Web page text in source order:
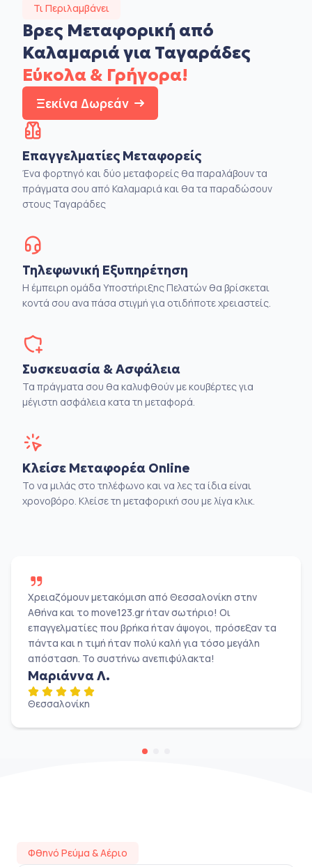
Τι Περιλαμβάνει
Βρες Μεταφορική από
Καλαμαριά για Ταγαράδες
Εύκολα & Γρήγορα!
Ξεκίνα Δωρεάν
Επαγγελματίες Μεταφορείς
Ένα φορτηγό και δύο μεταφορείς θα παραλάβουν τα
πράγματα σου από Καλαμαριά και θα τα παραδώσουν
στους Ταγαράδες
Τηλεφωνική Εξυπηρέτηση
Η έμπειρη ομάδα Υποστήριξης Πελατών θα βρίσκεται
κοντά σου ανα πάσα στιγμή για οτιδήποτε χρειαστείς.
Συσκευασία & Ασφάλεια
Τα πράγματα σου θα καλυφθούν με κουβέρτες για
μέγιστη ασφάλεια κατα τη μεταφορά.
Κλείσε Μεταφορέα Online
Το να μιλάς στο τηλέφωνο και να λες τα ίδια είναι
χρονοβόρο. Κλείσε τη μεταφορική σου με λίγα κλικ.
Χρειαζόμουν μετακόμιση από Θεσσαλονίκη στην
Αθήνα και το move123.gr ήταν σωτήριο! Οι
επαγγελματίες που βρήκα ήταν άψογοι, πρόσεξαν τα
πάντα και η τιμή ήταν πολύ καλή για τόσο μεγάλη
απόσταση. Το συστήνω ανεπιφύλακτα!
Μαριάννα Λ.
Θεσσαλονίκη
Φθηνό Ρεύμα & Αέριο